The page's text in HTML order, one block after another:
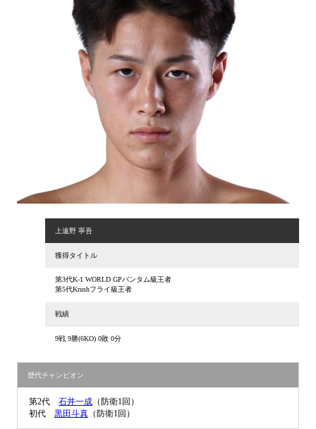
上遠野 寧吾
獲得タイトル
第3代K-1 WORLD GPバンタム級王者
第5代Krushフライ級王者
戦績
9戦 9勝(6KO) 0敗 0分
歴代チャンピオン
第2代 石井一成 （防衛1回）
初代 黒田斗真 （防衛1回）